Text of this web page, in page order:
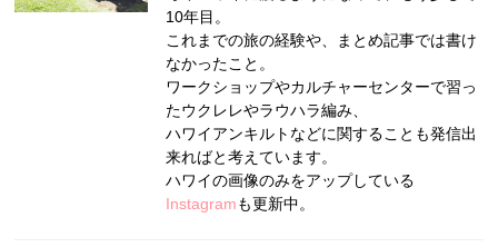
10年目。
これまでの旅の経験や、まとめ記事では書け
なかったこと。
ワークショップやカルチャーセンターで習っ
たウクレレやラウハラ編み、
ハワイアンキルトなどに関することも発信出
来ればと考えています。
ハワイの画像のみをアップしている
Instagramも更新中。